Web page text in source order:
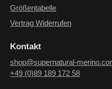
Größentabelle
Vertrag Widerrufen
Kontakt
shop@supernatural-
+49 (0)89 189 172 58